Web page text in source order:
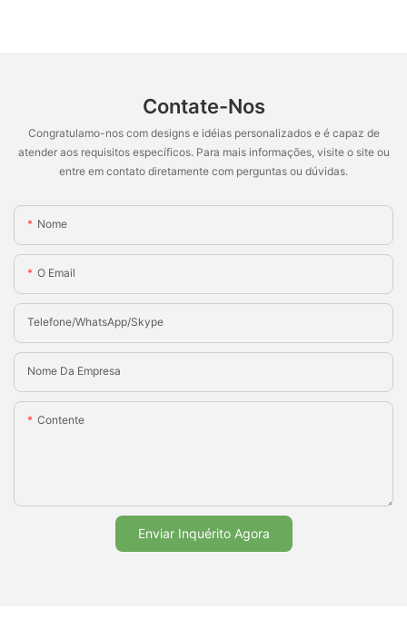
Contate-Nos
Congratulamo-nos com designs e idéias personalizados e é capaz de
atender aos requisitos específicos. Para mais informações, visite o site ou
entre em contato diretamente com perguntas ou dúvidas.
Nome
O Email
Telefone/WhatsApp/Skype
Nome Da Empresa
Contente
Enviar Inquérito Agora